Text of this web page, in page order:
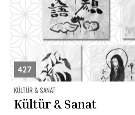
427
KÜLTÜR & SANAT
Kültür & Sanat